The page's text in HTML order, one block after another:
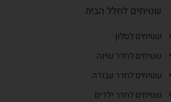
שטיחים לחלל הבית
שטיחים לסלון
שטיחים לחדר שינה
שטיחים לחדר עבודה
שטיחים לחדר ילדים